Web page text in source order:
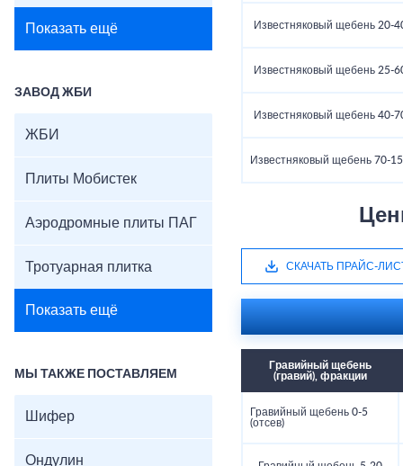
Показать ещё
ЗАВОД ЖБИ
ЖБИ
Плиты Мобистек
Аэродромные плиты ПАГ
Тротуарная плитка
Показать ещё
МЫ ТАКЖЕ ПОСТАВЛЯЕМ
Шифер
Ондулин
Известняковый щебень 20-
Известняковый щебень 25-
Известняковый щебень 40-
Известняковый щебень 70-
СКАЧАТЬ ПРАЙС-
Гравийный щебень
(гравий), фракции
Гравийный щебень 0-5
(отсев)